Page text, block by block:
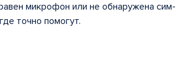
микрофон или не обнаружена сим-
точно помогут.